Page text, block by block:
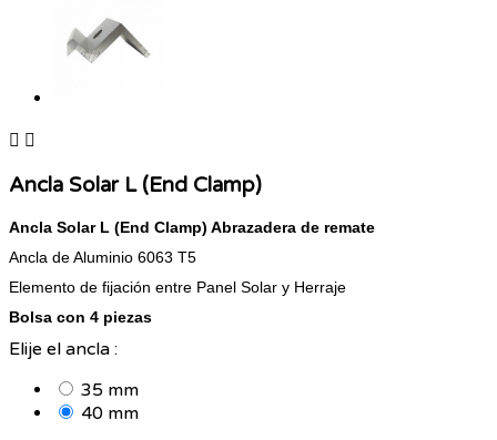
 
Ancla Solar L (End Clamp)
Ancla Solar L (End Clamp) Abrazadera de remate
Ancla de Aluminio 6063 T5
Elemento de fijación entre Panel Solar y Herraje
Bolsa con 4 piezas
Elije el ancla :
35 mm
40 mm